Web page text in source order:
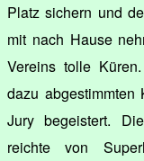
Platz sichern und
mit nach Hause
Vereins tolle
dazu
Jury begeistert.
reichte von